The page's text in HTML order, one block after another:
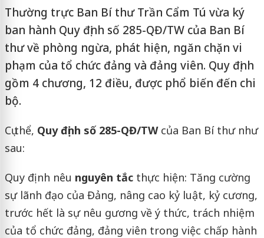
Thường trực Ban Bí thư Trần Cẩm Tú vừa ký
ban hành Quy định số 285-QĐ/TW của Ban Bí
thư về phòng ngừa, phát hiện, ngăn chặn vi
phạm của tổ chức đảng và đảng viên. Quy định
gồm 4 chương, 12 điều, được phổ biến đến chi
bộ.
Cụ thể, Quy định số 285-QĐ/TWcủa Ban Bí thư như
sau:
Quy định nêu nguyên tắcthực hiện: Tăng cường
sự lãnh đạo của Đảng, nâng cao kỷ luật, kỷ cương,
trước hết là sự nêu gương về ý thức, trách nhiệm
của tổ chức đảng, đảng viên trong việc chấp hành